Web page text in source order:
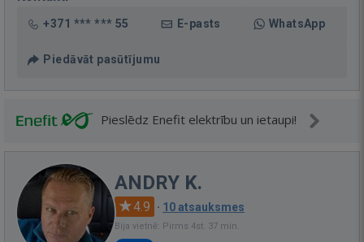
+371 *** *** 55 E-pasts WhatsApp
Piedāvāt pasūtījumu
Pieslēdz Enefit elektrību un ietaupi!
ANDRY K.
4.9 · 10 atsauksmes
Bija vietnē: Pirms 4st. 37 min.